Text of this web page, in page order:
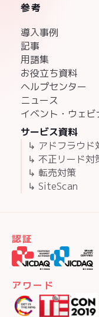
参考
導入事例
記事
用語集
お役立ち資料
ヘルプセンター
ニュース
イベント・ウェビ
サービス資料
↳ アドフラウド
↳ 不正リード対
↳ 転売対策
↳ SiteScan
認証
アワード